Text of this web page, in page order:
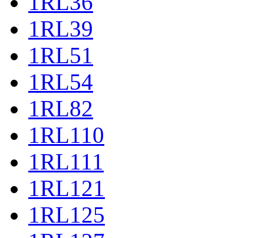
1RL39
1RL51
1RL54
1RL82
1RL110
1RL111
1RL121
1RL125